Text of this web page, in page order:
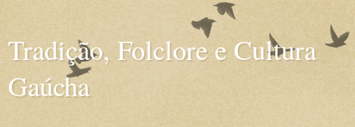
Tradição, Folclore e Cultura
Gaúcha